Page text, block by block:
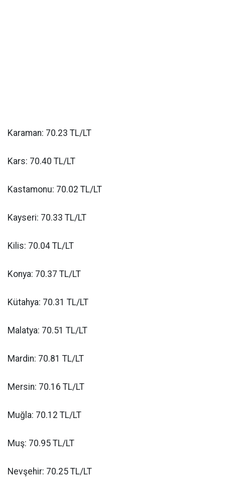
Karaman: 70.23 TL/LT
Kars: 70.40 TL/LT
Kastamonu: 70.02 TL/LT
Kayseri: 70.33 TL/LT
Kilis: 70.04 TL/LT
Konya: 70.37 TL/LT
Kütahya: 70.31 TL/LT
Malatya: 70.51 TL/LT
Mardin: 70.81 TL/LT
Mersin: 70.16 TL/LT
Muğla: 70.12 TL/LT
Muş: 70.95 TL/LT
Nevşehir: 70.25 TL/LT